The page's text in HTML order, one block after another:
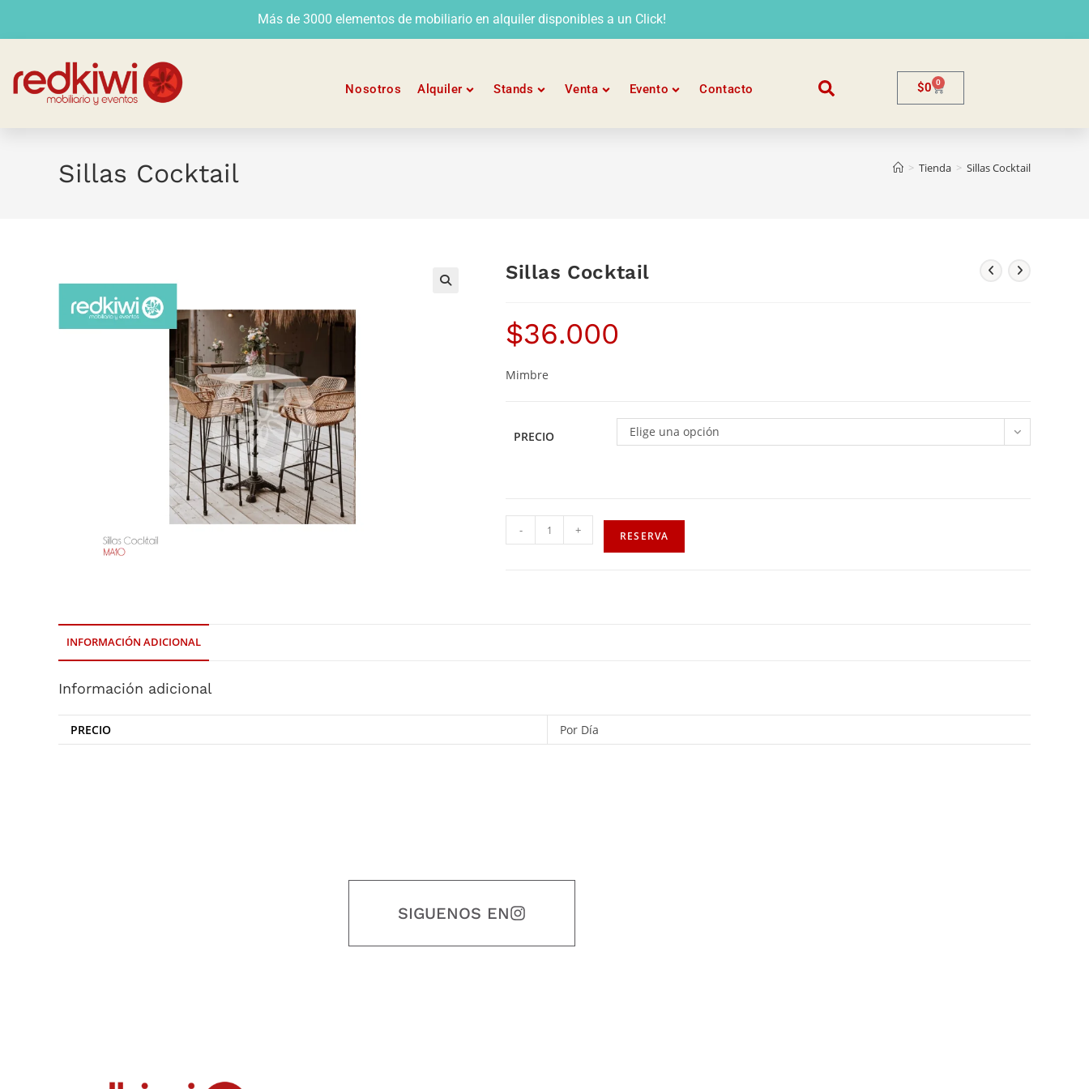
Más de 3000 elementos de mobiliario en alquiler disponibles a un Click!
Nosotros Alquiler Stands Venta Evento Contacto $0 0
Sillas Cocktail > Tienda > Sillas Cocktail
Sillas Cocktail
$36.000
Mimbre
PRECIO Elige una opción
- + RESERVA
INFORMACIÓN ADICIONAL
Información adicional
PRECIO Por Día
SIGUENOS EN